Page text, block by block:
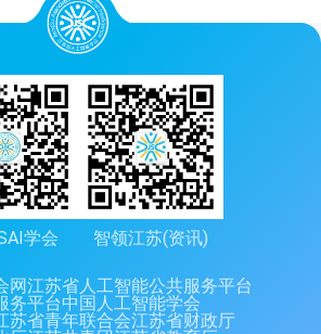
学会 智领江苏(资讯)
网江苏省人工智能公共服务平台
务平台中国人工智能学会
苏省青年联合会江苏省财政厅